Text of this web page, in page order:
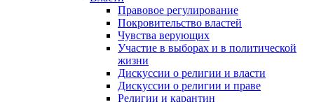
Правовое регулирование
Покровительство властей
Чувства верующих
Участие в выборах и в политической
жизни
Дискуссии о религии и власти
Дискуссии о религии и праве
Религии и карантин